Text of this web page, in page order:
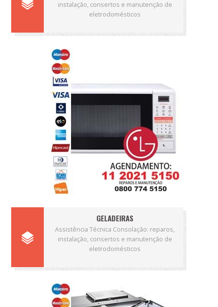
instalação, consertos e manutenção de
eletrodomésticos
GELADEIRAS
Assistência Técnica Consolação: reparos,
instalação, consertos e manutenção de
eletrodomésticos